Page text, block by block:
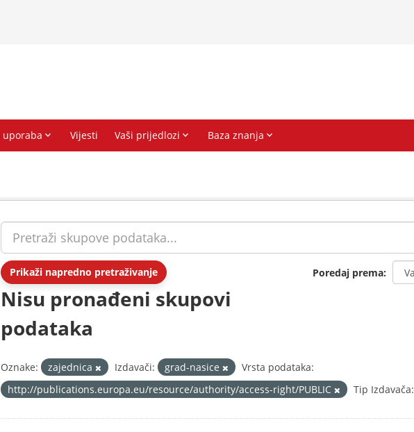
Prikaži napredno pretraživanje Poredaj prema
Nisu pronađeni skupovi
podataka
Oznake: zajednica Izdavači: grad-nasice
Vrsta podataka:
http://publications.europa.eu/resource/authority/access-right/PUBLIC
Tip Izdavača: